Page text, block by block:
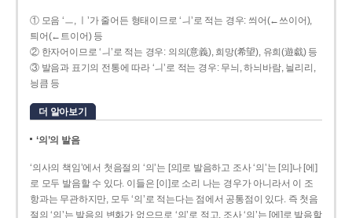
① 모음 ‘ㅡ, ㅣ’가 줄어든 형태이므로 ‘ㅢ’로 적는 경우: 씌어(←쓰이어),
틔어(←트이어) 등
② 한자어이므로 ‘ㅢ’로 적는 경우: 의의(意義), 희망(希望), 유희(遊戱) 등
③ 발음과 표기의 전통에 따라 ‘ㅢ’로 적는 경우: 무늬, 하늬바람, 늴리리,
닁큼 등
더 알아보기
‘의’의 발음
‘의사의 책임’에서 첫음절의 ‘의’는 [의]로 발음하고 조사 ‘의’는 [의]나 [에]
로 모두 발음할 수 있다. 이들은 [이]로 소리 나는 경우가 아니라서 이 조
항과는 무관하지만, 모두 ‘의’로 적는다는 점에서 공통점이 있다. 즉 첫음
절의 ‘의’는 발음의 변화가 없으므로 ‘의’로 적고, 조사 ‘의’는 [에]로 발음할